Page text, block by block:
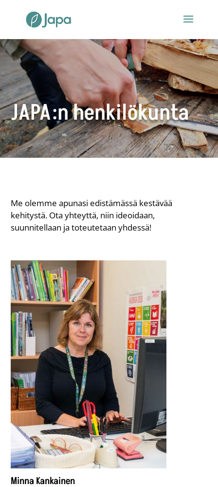
JAPA:n henkilökunta
Me olemme apunasi edistämässä kestävää
kehitystä. Ota yhteyttä, niin ideoidaan,
suunnitellaan ja toteutetaan yhdessä!
Minna Kankainen